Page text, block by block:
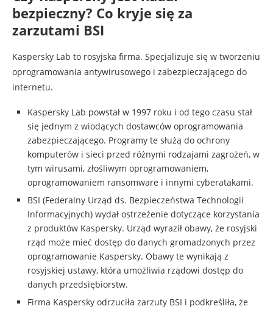
bezpieczny? Co kryje się za
zarzutami BSI
Kaspersky Lab to rosyjska firma. Specjalizuje się w tworzeniu
oprogramowania antywirusowego i zabezpieczającego do
internetu.
Kaspersky Lab powstał w 1997 roku i od tego czasu stał
się jednym z wiodących dostawców oprogramowania
zabezpieczającego. Programy te służą do ochrony
komputerów i sieci przed różnymi rodzajami zagrożeń, w
tym wirusami, złośliwym oprogramowaniem,
oprogramowaniem ransomware i innymi cyberatakami.
BSI (Federalny Urząd ds. Bezpieczeństwa Technologii
Informacyjnych) wydał ostrzeżenie dotyczące korzystania
z produktów Kaspersky. Urząd wyraził obawy, że rosyjski
rząd może mieć dostęp do danych gromadzonych przez
oprogramowanie Kaspersky. Obawy te wynikają z
rosyjskiej ustawy, która umożliwia rządowi dostęp do
danych przedsiębiorstw.
Firma Kaspersky odrzuciła zarzuty BSI i podkreśliła, że